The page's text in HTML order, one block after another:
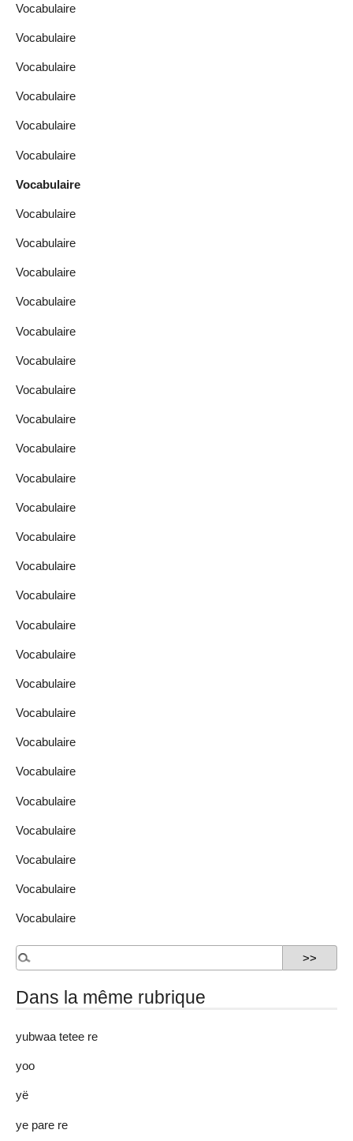
Vocabulaire
Vocabulaire
Vocabulaire
Vocabulaire
Vocabulaire
Vocabulaire
Vocabulaire
Vocabulaire
Vocabulaire
Vocabulaire
Vocabulaire
Vocabulaire
Vocabulaire
Vocabulaire
Vocabulaire
Vocabulaire
Vocabulaire
Vocabulaire
Vocabulaire
Vocabulaire
Vocabulaire
Vocabulaire
Vocabulaire
Vocabulaire
Vocabulaire
Vocabulaire
Vocabulaire
Vocabulaire
Vocabulaire
Vocabulaire
Vocabulaire
Vocabulaire
Dans la même rubrique
yubwaa tetee re
yoo
yë
ye pare re